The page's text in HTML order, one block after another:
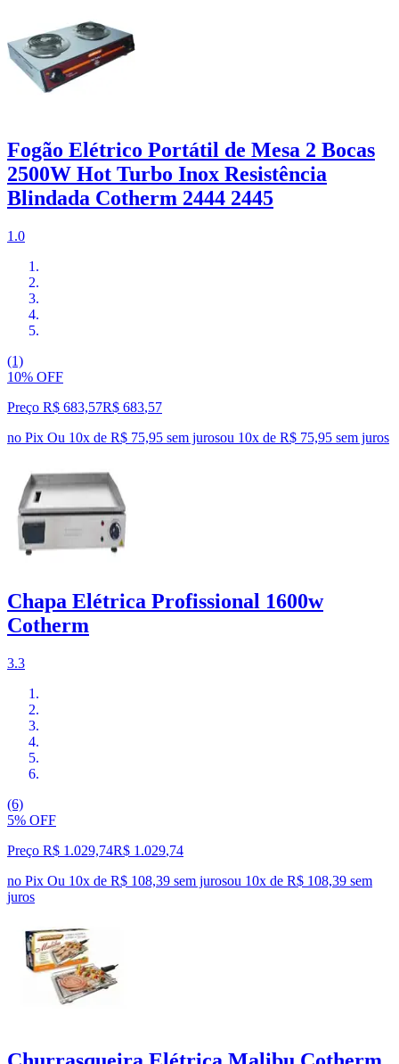
Fogão Elétrico Portátil de Mesa 2 Bocas
2500W Hot Turbo Inox Resistência
Blindada Cotherm 2444 2445
1.0
(1)
10% OFF
Preço R$ 683,57R$ 683,57
no Pix Ou 10x de R$ 75,95 sem jurosou 10x de R$ 75,95 sem juros
Chapa Elétrica Profissional 1600w
Cotherm
3.3
(6)
5% OFF
Preço R$ 1.029,74R$ 1.029,74
no Pix Ou 10x de R$ 108,39 sem jurosou 10x de R$ 108,39 sem
juros